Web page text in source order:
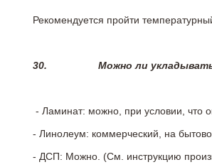
Рекомендуется пройти
30. Можно ли
- Ламинат: можно, при условии, что
- Линолеум: коммерческий, на
- ДСП: Можно. (См. инструкцию